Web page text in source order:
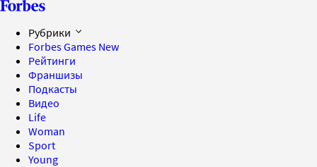
Рубрики
Forbes Games New
Рейтинги
Франшизы
Подкасты
Видео
Life
Woman
Sport
Young